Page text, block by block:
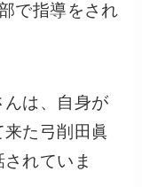
で指導をされ
は、自身が
た弓削田眞
れていま